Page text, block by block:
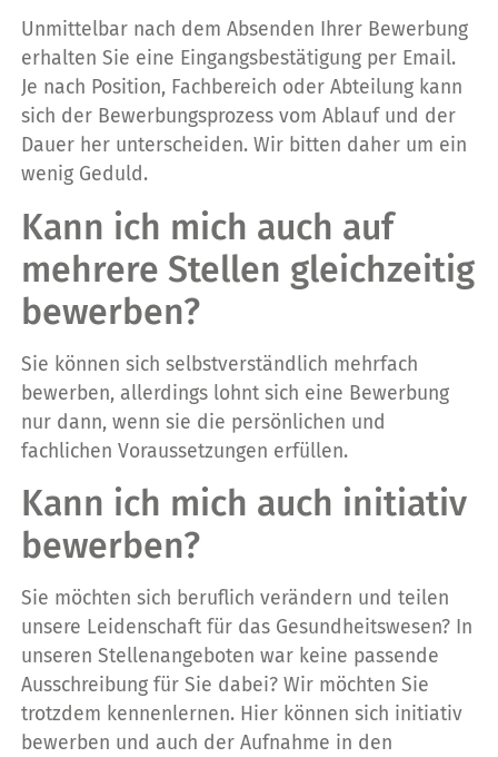
Unmittelbar nach dem Absenden Ihrer Bewerbung
erhalten Sie eine Eingangsbestätigung per Email.
Je nach Position, Fachbereich oder Abteilung kann
sich der Bewerbungsprozess vom Ablauf und der
Dauer her unterscheiden. Wir bitten daher um ein
wenig Geduld.
Kann ich mich auch auf
mehrere Stellen gleichzeitig
bewerben?
Sie können sich selbstverständlich mehrfach
bewerben, allerdings lohnt sich eine Bewerbung
nur dann, wenn sie die persönlichen und
fachlichen Voraussetzungen erfüllen.
Kann ich mich auch initiativ
bewerben?
Sie möchten sich beruflich verändern und teilen
unsere Leidenschaft für das Gesundheitswesen? In
unseren Stellenangeboten war keine passende
Ausschreibung für Sie dabei? Wir möchten Sie
trotzdem kennenlernen. Hier können sich initiativ
bewerben und auch der Aufnahme in den